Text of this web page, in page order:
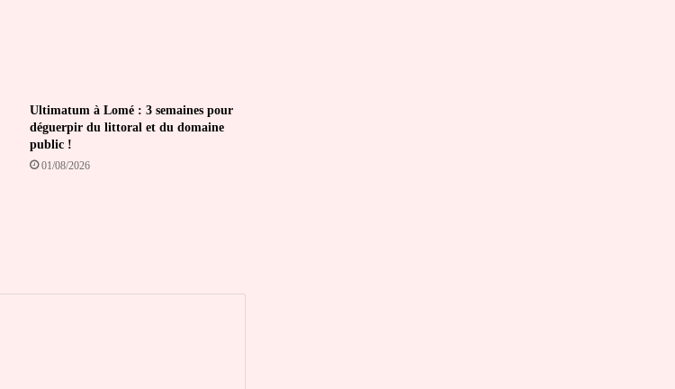
Ultimatum à Lomé : 3 semaines pour
déguerpir du littoral et du domaine
public !
01/08/2026